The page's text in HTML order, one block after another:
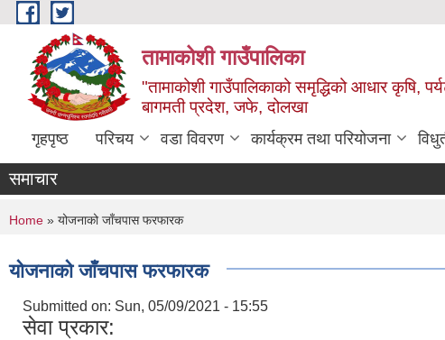
Skip to main content
तामाकोशी गाउँपालिका
"तामाकोशी गाउँपालिकाको समृद्धिको आधार कृषि,
बागमती प्रदेश, जफे, दोलखा
गृहपृष्ठ परिचय वडा विवरण कार्यक्रम तथा परियोजना
समाचार
You are here
Home » योजनाको जाँचपास फरफारक
योजनाको जाँचपास फरफारक
Submitted on: Sun, 05/09/2021 - 15:55
सेवा प्रकार: